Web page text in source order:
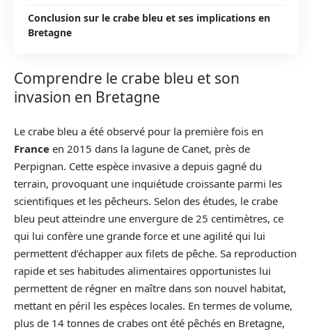
Conclusion sur le crabe bleu et ses implications en
Bretagne
Comprendre le crabe bleu et son
invasion en Bretagne
Le crabe bleu a été observé pour la première fois en
France en 2015 dans la lagune de Canet, près de
Perpignan. Cette espèce invasive a depuis gagné du
terrain, provoquant une inquiétude croissante parmi les
scientifiques et les pêcheurs. Selon des études, le crabe
bleu peut atteindre une envergure de 25 centimètres, ce
qui lui confère une grande force et une agilité qui lui
permettent d’échapper aux filets de pêche. Sa reproduction
rapide et ses habitudes alimentaires opportunistes lui
permettent de régner en maître dans son nouvel habitat,
mettant en péril les espèces locales. En termes de volume,
plus de 14 tonnes de crabes ont été pêchés en Bretagne,